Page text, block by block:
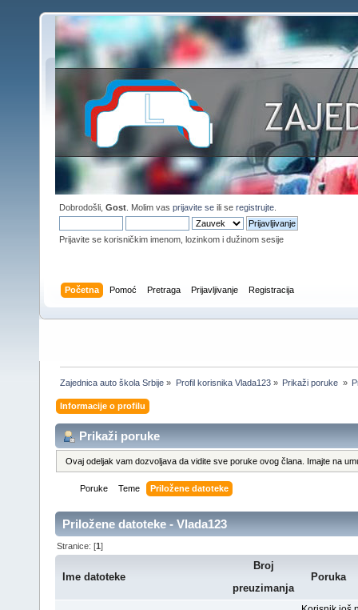
Dobrodošli, Gost . Molim vas prijavite se ili se registrujte
Prijavite se korisničkim imenom, lozinkom i dužinom sesije
Početna Pomoć Pretraga Prijavljivanje Registracija
Zajednica auto škola Srbije » Profil korisnika Vlada123» Prikaži poruke »
Informacije o profilu
Prikaži poruke
Ovaj odeljak vam dozvoljava da vidite sve poruke ovog člana. Imajte na
Poruke Teme Priložene datoteke
Priložene datoteke - Vlada123
Stranice: [1]
Ime datoteke
Broj
preuzimanja
Poruka